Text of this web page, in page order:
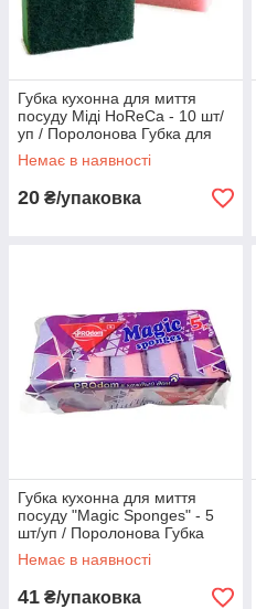
Губка кухонна для миття
посуду Міді HoReCa - 10 шт/
уп / Поролонова Губка для
миття посуду
Немає в наявності
20 ₴/упаковка
Губка кухонна для миття
посуду "Magic Sponges" - 5
шт/уп / Поролонова Губка
для миття посуду
Немає в наявності
41 ₴/упаковка